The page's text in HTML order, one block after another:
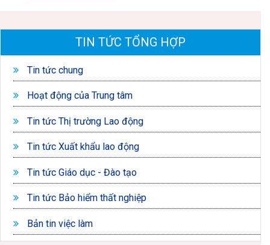
TIN TỨC TỔNG HỢP
Tin tức chung
Hoạt động của Trung tâm
Tin tức Thị trường Lao động
Tin tức Xuất khẩu lao động
Tin tức Giáo dục - Đào tạo
Tin tức Bảo hiểm thất nghiệp
Bản tin việc làm